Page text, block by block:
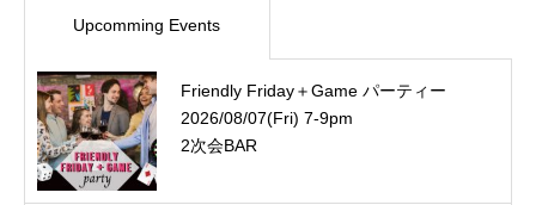
Upcomming Events
Friendly Friday＋Game パーティー
2026/08/07(Fri) 7-9pm
2次会BAR